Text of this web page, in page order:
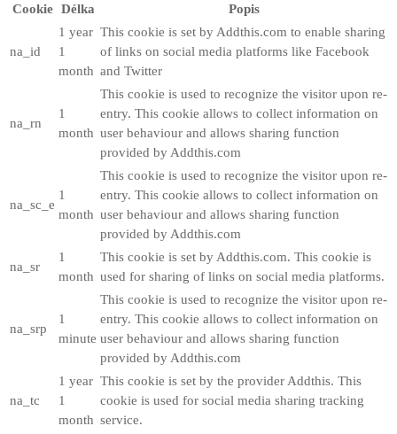
Cookie Délka Popis
na_id
1 year
1
month
This cookie is set by Addthis.com to enable sharing
of links on social media platforms like Facebook
and Twitter
na_rn
1
month
This cookie is used to recognize the visitor upon re-
entry. This cookie allows to collect information on
user behaviour and allows sharing function
provided by Addthis.com
na_sc_e
1
month
This cookie is used to recognize the visitor upon re-
entry. This cookie allows to collect information on
user behaviour and allows sharing function
provided by Addthis.com
na_sr
1
month
This cookie is set by Addthis.com. This cookie is
used for sharing of links on social media platforms.
na_srp
1
minute
This cookie is used to recognize the visitor upon re-
entry. This cookie allows to collect information on
user behaviour and allows sharing function
provided by Addthis.com
na_tc
1 year
1
month
This cookie is set by the provider Addthis. This
cookie is used for social media sharing tracking
service.